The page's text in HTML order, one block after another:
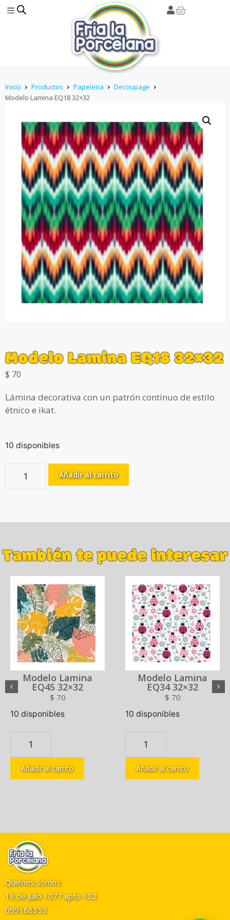
Inicio Productos Papeleria
Decoupage
Modelo Lamina EQ18 32×32
Modelo Lamina EQ18 32×32
$ 70
Lámina decorativa con un patrón continuo de estilo
étnico e ikat.
10 disponibles
Añadir al carrito
También te puede interesar
Modelo Lamina
EQ45 32×32
$ 70
10 disponibles
Añadir al carrito
Modelo Lamina
EQ34 32×32
$ 70
10 disponibles
Añadir al carrito
Quiénes somos
18 de julio 1077 apto 102
099168353